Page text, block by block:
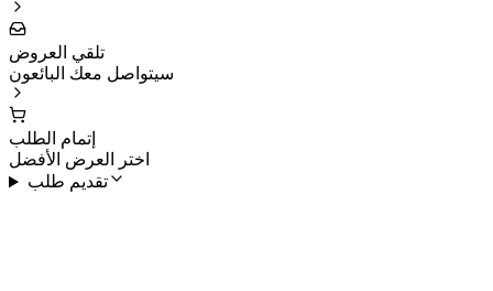
تلقي العروض
سيتواصل معك البائعون
إتمام الطلب
اختر العرض الأفضل
تقديم طلب